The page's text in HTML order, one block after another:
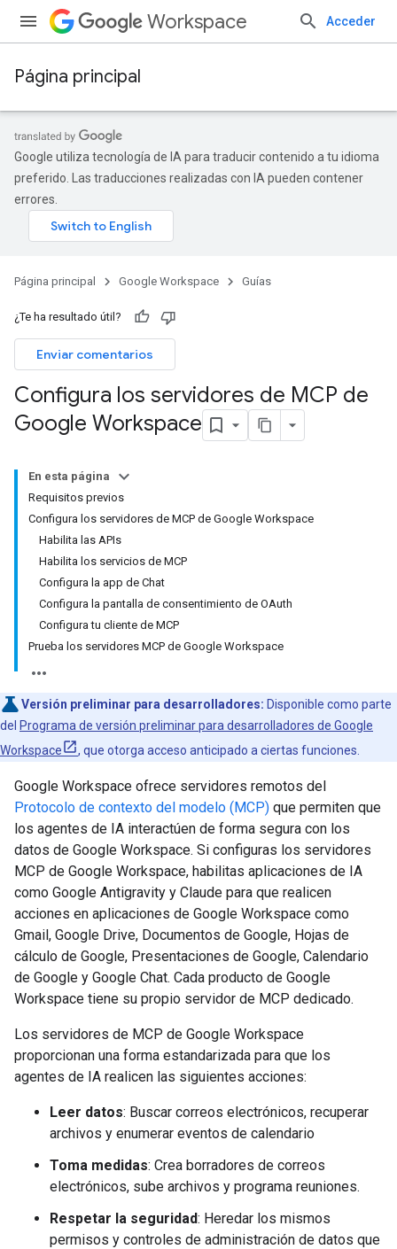
Workspace Acceder
Página principal
Google utiliza tecnología de IA para traducir contenido a tu idioma
preferido. Las traducciones realizadas con IA pueden contener
errores.
Página principal Google Workspace Guías
¿Te ha resultado útil?
Enviar comentarios
Configura los servidores de MCP de
Google Workspace
En esta página
Requisitos previos
Configura los servidores de MCP de Google Workspace
Habilita las APIs
Habilita los servicios de MCP
Configura la app de Chat
Configura la pantalla de consentimiento de OAuth
Configura tu cliente de MCP
Prueba los servidores MCP de Google Workspace
Versión preliminar para desarrolladores: Disponible como parte
del Programa de versión preliminar para desarrolladores de Google
Workspace
, que otorga acceso anticipado a ciertas funciones.
Google Workspace ofrece servidores remotos del
Protocolo de contexto del modelo (MCP) que permiten que
los agentes de IA interactúen de forma segura con los
datos de Google Workspace. Si configuras los servidores
MCP de Google Workspace, habilitas aplicaciones de IA
como Google Antigravity y Claude para que realicen
acciones en aplicaciones de Google Workspace como
Gmail, Google Drive, Documentos de Google, Hojas de
cálculo de Google, Presentaciones de Google, Calendario
de Google y Google Chat. Cada producto de Google
Workspace tiene su propio servidor de MCP dedicado.
Los servidores de MCP de Google Workspace
proporcionan una forma estandarizada para que los
agentes de IA realicen las siguientes acciones:
Leer datos: Buscar correos electrónicos, recuperar
archivos y enumerar eventos de calendario
Toma medidas: Crea borradores de correos
electrónicos, sube archivos y programa reuniones.
Respetar la seguridad: Heredar los mismos
permisos y controles de administración de datos que